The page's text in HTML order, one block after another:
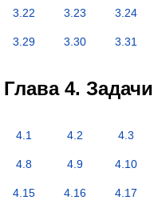
3.22 3.23 3.24
3.29 3.30 3.31
Глава 4. Задачи
4.1 4.2 4.3
4.8 4.9 4.10
4.15 4.16 4.17